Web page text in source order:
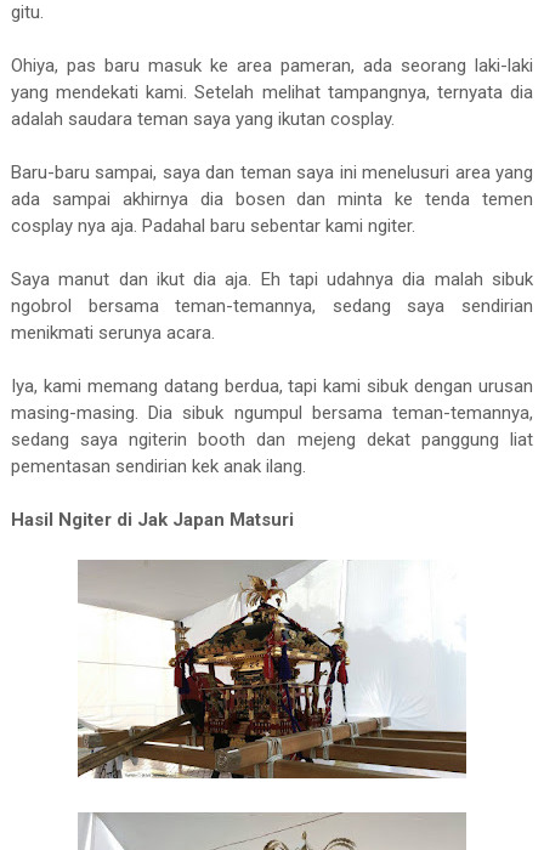
gitu.
Ohiya, pas baru masuk ke area pameran, ada seorang laki-laki
yang mendekati kami. Setelah melihat tampangnya, ternyata dia
adalah saudara teman saya yang ikutan cosplay.
Baru-baru sampai, saya dan teman saya ini menelusuri area yang
ada sampai akhirnya dia bosen dan minta ke tenda temen
cosplay nya aja. Padahal baru sebentar kami ngiter.
Saya manut dan ikut dia aja. Eh tapi udahnya dia malah sibuk
ngobrol bersama teman-temannya, sedang saya sendirian
menikmati serunya acara.
Iya, kami memang datang berdua, tapi kami sibuk dengan urusan
masing-masing. Dia sibuk ngumpul bersama teman-temannya,
sedang saya ngiterin booth dan mejeng dekat panggung liat
pementasan sendirian kek anak ilang.
Hasil Ngiter di Jak Japan Matsuri